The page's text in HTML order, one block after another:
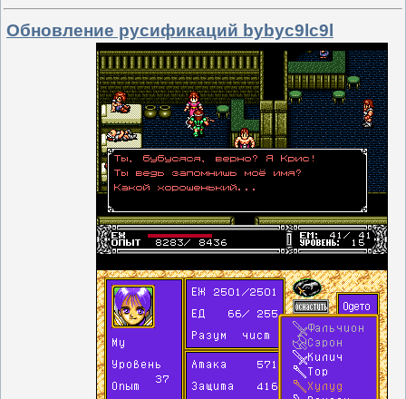
Обновление русификаций bybyc9lc9l